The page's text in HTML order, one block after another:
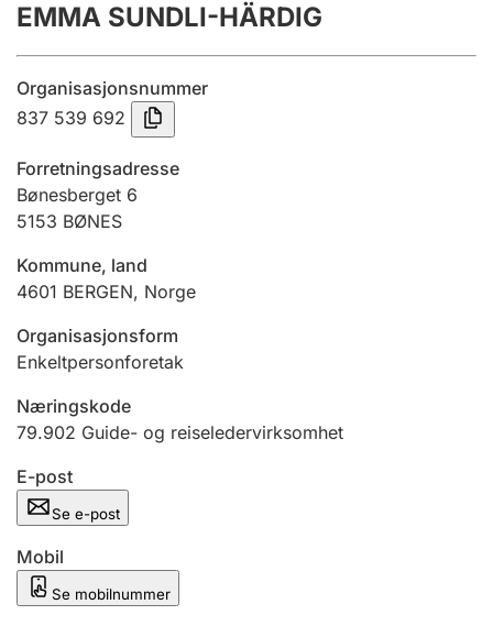
Årsregnskap
Innsending og forsinkelsesgebyr
Jeger
Ektepaktveileder
Offentlig sektor
Andre tema
EMMA SUNDLI-HÄRDIG
Organisasjonsnummer
837 539 692
Forretningsadresse
Bønesberget 6
5153 BØNES
Kommune, land
4601 BERGEN, Norge
Organisasjonsform
Enkeltpersonforetak
Næringskode
79.902 Guide- og reiseledervirksomhet
E-post
Se e-post
Mobil
Se mobilnummer